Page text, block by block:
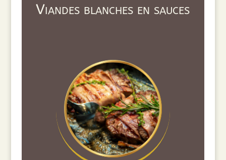
Viandes blanches en sauces